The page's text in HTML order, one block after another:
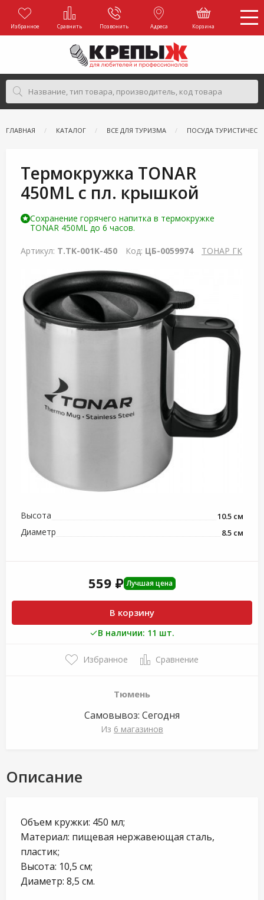
Избранное Сравнить Позвонить Адреса Корзина
ГЛАВНАЯ КАТАЛОГ ВСЕ ДЛЯ ТУРИЗМА ПОСУДА
Термокружка TONAR
450ML с пл. крышкой
Сохранение горячего напитка в термокружке
TONAR 450ML до 6 часов.
Артикул: T.TK-001K-450 Код: ЦБ-0059974 ТОНАР ГК
Высота 10.5 см
Диаметр 8.5 см
559 ₽ Лучшая цена
В корзину
В наличии: 11 шт.
Избранное Сравнение
Тюмень
Самовывоз: Сегодня
Из 6 магазинов
Описание
Объем кружки: 450 мл;
Материал: пищевая нержавеющая сталь,
пластик;
Высота: 10,5 см;
Диаметр: 8,5 см.